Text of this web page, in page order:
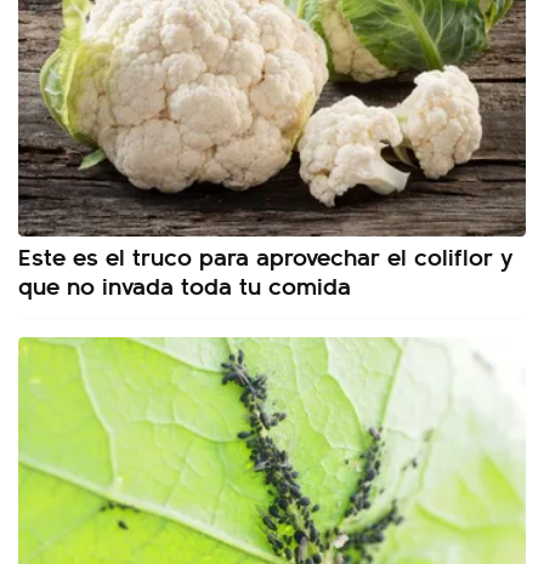
Este es el truco para aprovechar el coliflor y
que no invada toda tu comida